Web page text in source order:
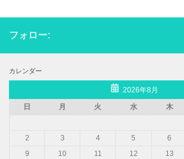
フォロー:
カレンダー
2026年8月
日
月 火 水 木
2
3 4 5 6
9
10 11 12 13